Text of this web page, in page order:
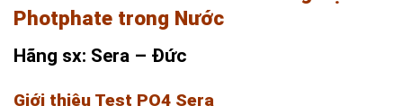
Photphate trong Nước
Hãng sx: Sera – Đức
Giới thiệu Test PO4 Sera